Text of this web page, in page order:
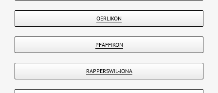
OERLIKON
PFÄFFIKON
RAPPERSWIL-JONA